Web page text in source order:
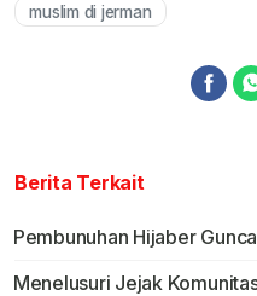
muslim di jerman
Berita Terkait
Pembunuhan Hijaber
Menelusuri Jejak